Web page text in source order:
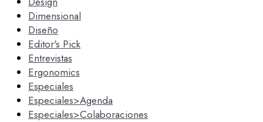
Dimensional
Diseño
Editor's Pick
Entrevistas
Ergonomics
Especiales
Especiales>Agenda
Especiales>Colaboraciones